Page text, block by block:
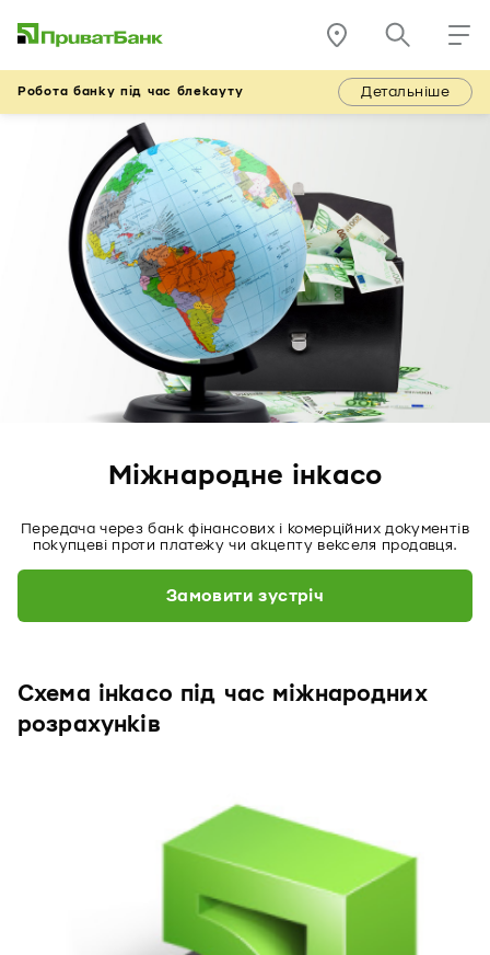
Робота банку під час блекауту Детальніше
Міжнародне інкасо
Передача через банк фінансових і комерційних документів
покупцеві проти платежу чи акцепту векселя продавця.
Замовити зустріч
Схема інкасо під час міжнародних
розрахунків